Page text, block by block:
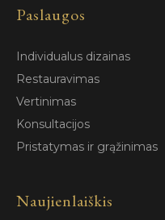
Paslaugos
Individualus dizainas
Restauravimas
Vertinimas
Konsultacijos
Pristatymas ir grąžinimas
Naujienlaiškis